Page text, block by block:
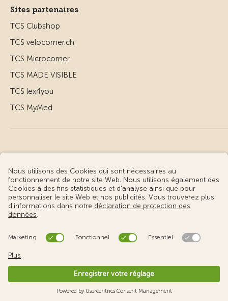
Sites partenaires
TCS Clubshop
TCS velocorner.ch
TCS Microcorner
TCS MADE VISIBLE
TCS lex4you
TCS MyMed
Conditions d’utilisation – informations juridiques
Gestion des cookies